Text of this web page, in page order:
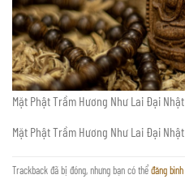
Mặt Phật Trầm Hương Như Lai Đại Nhật
Mặt Phật Trầm Hương Như Lai Đại Nhật
Trackback đã bị đóng, nhưng bạn có thểđăng